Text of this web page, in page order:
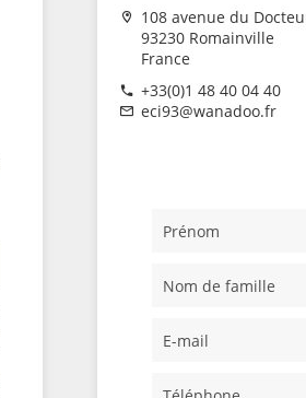
108 avenue du
93230 Romainville
France
+33(0)1 48 40 04 40
eci93@wanadoo.fr